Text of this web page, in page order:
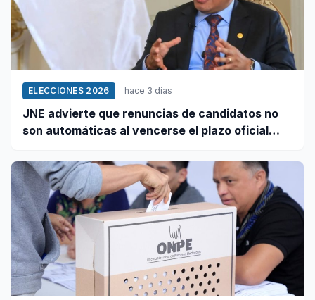
ELECCIONES 2026 hace 3 días
JNE advierte que renuncias de candidatos no
son automáticas al vencerse el plazo oficial